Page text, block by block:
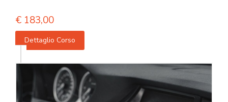
€ 183,00
Dettaglio Corso